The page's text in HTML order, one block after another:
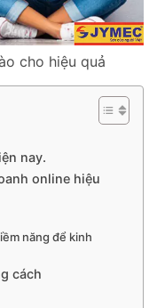
cho hiệu quả
nay.
online hiệu
năng để kinh
cách